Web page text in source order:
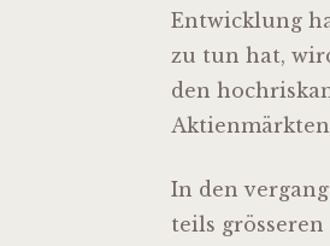
Entwicklung
zu tun hat,
den
In den
teils